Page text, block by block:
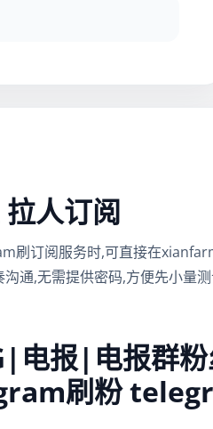
人订阅
订阅服务时,可直接在
通,无需提供密码,方便先小量
电报|电报群
刷粉